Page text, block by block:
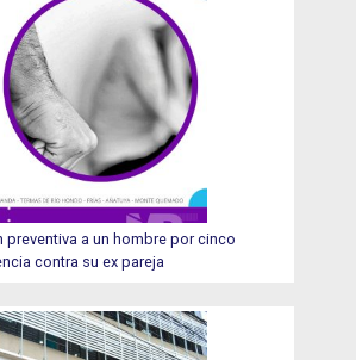
preventiva a un hombre por cinco
contra su ex pareja